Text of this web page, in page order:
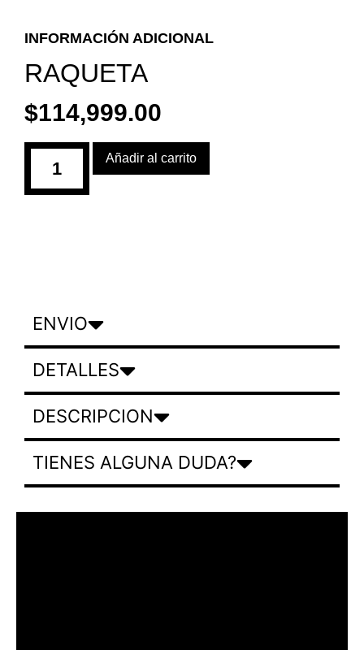
INFORMACIÓN ADICIONAL
RAQUETA
$114,999.00
Añadir al carrito
ENVIO
DETALLES
DESCRIPCION
TIENES ALGUNA DUDA?